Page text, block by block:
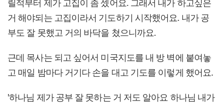
릴적부터 제가 고집이 좀 셌어요. 그래서 내가 하고싶은
거 해야되는 고집이라서 기도하기 시작했어요. 내가 공
부도 잘 못했고 거의 바닥을 쳤으니까요.
근데 목사는 되고 싶어서 미국지도를 내 방 벽에 붙여놓
고 매일 밤마다 거기다 손을 대고 기도를 이렇게 했어요.
'하나님 제가 공부 잘 못하는 거 저도 알아요 하나님 내가